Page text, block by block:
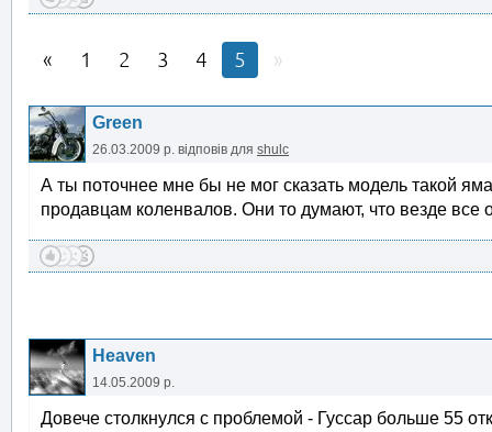
1 2 3 4 5
Green
26.03.2009 р. відповів для shulc
А ты поточнее мне бы не мог сказать модель такой
продавцам коленвалов. Они то думают, что везде
Heaven
14.05.2009 р.
Довече столкнулся с проблемой - Гуссар больше 55